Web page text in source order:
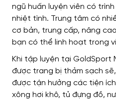
ngũ huấn luyện viên có
nhiệt tình. Trung tâm có
cơ bản, trung cấp, nâng
bạn có thể linh hoạt trong
Khi tập luyện tại GoldSport
được trang bị thảm sạch
được tận hưởng các tiện
xông hơi khô, tủ đựng đồ,